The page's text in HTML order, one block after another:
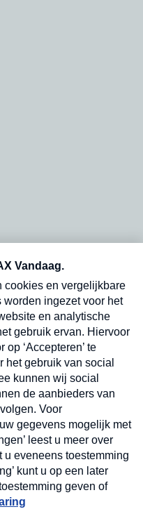
op onze
dinsdagochtend in
Verzend
op onze
in uw